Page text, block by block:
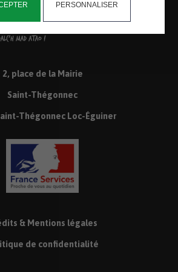
PERSONNALISER
2, place de la Mairie
Saint-Thégonnec
Thégonnec Loc-Éguiner
& Mentions légales
de confidentialité